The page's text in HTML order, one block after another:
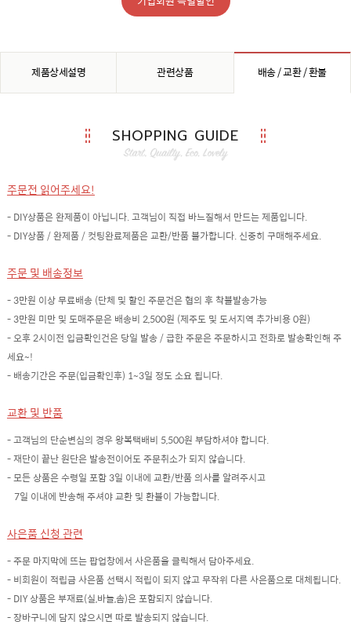
제품상세설명 관련상품 배송 / 교환 / 환불
SHOPPING GUIDE
주문전 읽어주세요!
- DIY상품은 완제품이 아닙니다. 고객님이 직접 바느질해서 만드는 제품입니다.
- DIY상품 / 완제품 / 컷팅완료제품은 교환/반품 불가합니다. 신중히 구매해주세요.
주문 및 배송정보
- 3만원 이상 무료배송 (단체 및 할인 주문건은 협의 후 착불발송가능
- 3만원 미만 및 도매주문은 배송비 2,500원 (제주도 및 도서지역 추가비용 0원)
- 오후 2시이전 입금확인건은 당일 발송 / 급한 주문은 주문하시고 전화로 발송확인해 주
세요~!
- 배송기간은 주문(입금확인후) 1~3일 정도 소요 됩니다.
교환 및 반품
- 고객님의 단순변심의 경우 왕복택배비 5,500원 부담하셔야 합니다.
- 재단이 끝난 원단은 발송전이어도 주문취소가 되지 않습니다.
- 모든 상품은 수령일 포함 3일 이내에 교환/반품 의사를 알려주시고
7일 이내에 반송해 주셔야 교환 및 환불이 가능합니다.
사은품 신청 관련
- 주문 마지막에 뜨는 팝업창에서 사은품을 클릭해서 담아주세요.
- 비회원이 적립금 사은품 선택시 적립이 되지 않고 무작위 다른 사은품으로 대체됩니다.
- DIY 상품은 부재료(실,바늘,솜)은 포함되지 않습니다.
- 장바구니에 담지 않으시면 따로 발송되지 않습니다.